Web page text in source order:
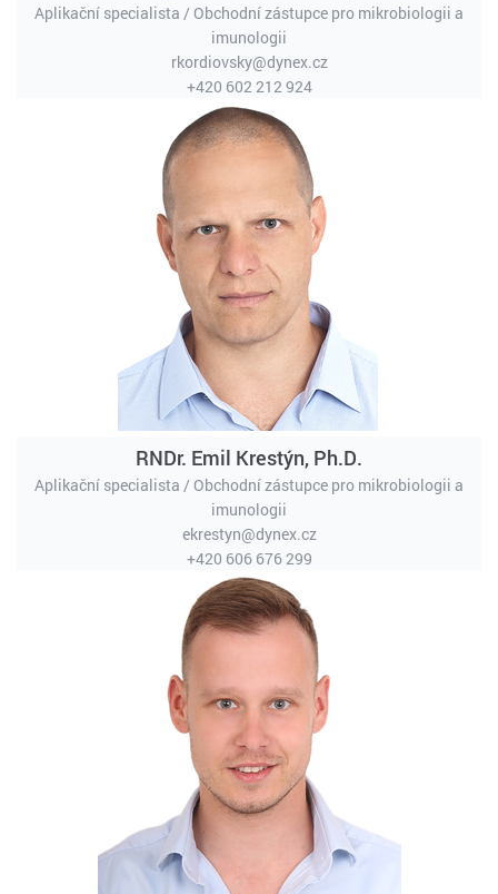
Aplikační specialista / Obchodní zástupce pro mikrobiologii a
imunologii
rkordiovsky@dynex.cz
+420 602 212 924
RNDr. Emil Krestýn, Ph.D.
Aplikační specialista / Obchodní zástupce pro mikrobiologii a
imunologii
ekrestyn@dynex.cz
+420 606 676 299